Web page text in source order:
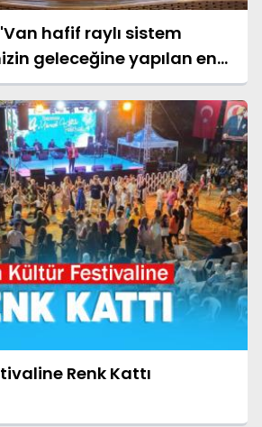
hafif raylı sistem
geleceğine yapılan en
biridir"
Renk Kattı